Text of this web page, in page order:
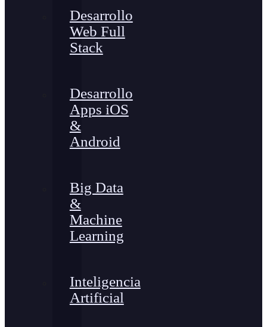
Desarrollo
Web Full
Stack
Desarrollo
Apps iOS
&
Android
Big Data
&
Machine
Learning
Inteligencia
Artificial